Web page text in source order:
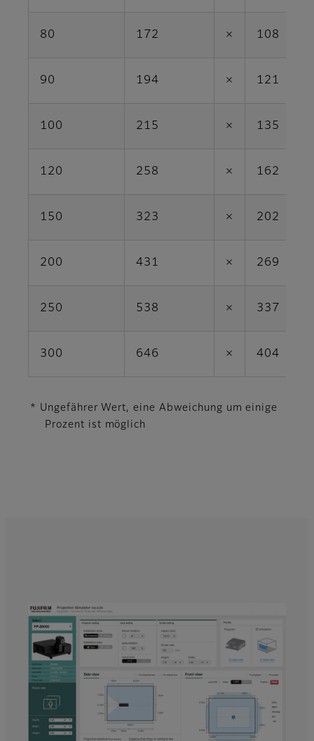
80 172 × 108
90 194 × 121
100 215 × 135
120 258 × 162
150 323 × 202
200 431 × 269
250 538 × 337
300 646 × 404
* Ungefährer Wert, eine Abweichung um einige
Prozent ist möglich